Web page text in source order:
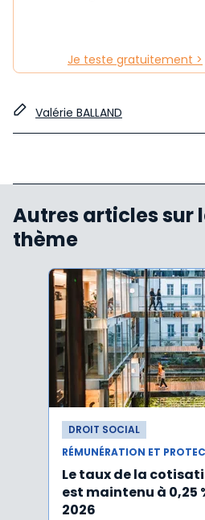
Je teste gratuitement >
Valérie BALLAND
Autres articles sur
thème
DROIT SOCIAL
RÉMUNÉRATION ET
Le taux de la
est maintenu à 0,25
2026